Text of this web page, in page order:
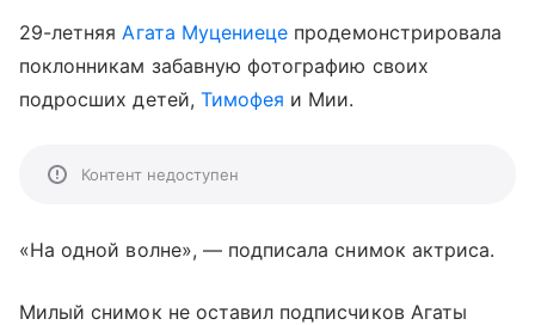
29-летняяАгата Муцениеце продемонстрировала
поклонникам забавную фотографию своих
подросших детей, Тимофея и Мии.
Контент недоступен
«На одной волне», — подписала снимок актриса.
Милый снимок не оставил подписчиков Агаты